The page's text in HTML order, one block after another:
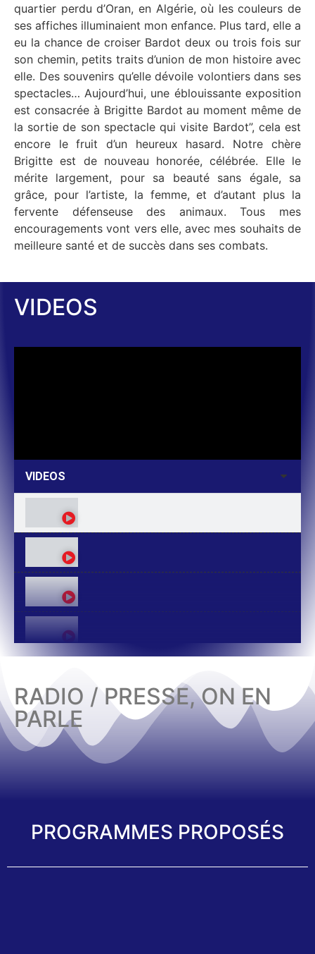
quartier perdu d’Oran, en Algérie, où les couleurs de
ses affiches illuminaient mon enfance. Plus tard, elle a
eu la chance de croiser Bardot deux ou trois fois sur
son chemin, petits traits d’union de mon histoire avec
elle. Des souvenirs qu’elle dévoile volontiers dans ses
spectacles… Aujourd’hui, une éblouissante exposition
est consacrée à Brigitte Bardot au moment même de
la sortie de son spectacle qui visite Bardot”, cela est
encore le fruit d’un heureux hasard. Notre chère
Brigitte est de nouveau honorée, célébrée. Elle le
mérite largement, pour sa beauté sans égale, sa
grâce, pour l’artiste, la femme, et d’autant plus la
fervente défenseuse des animaux. Tous mes
encouragements vont vers elle, avec mes souhaits de
meilleure santé et de succès dans ses combats.
VIDEOS
VIDEOS
RADIO / PRESSE, ON EN
PARLE
PROGRAMMES PROPOSÉS